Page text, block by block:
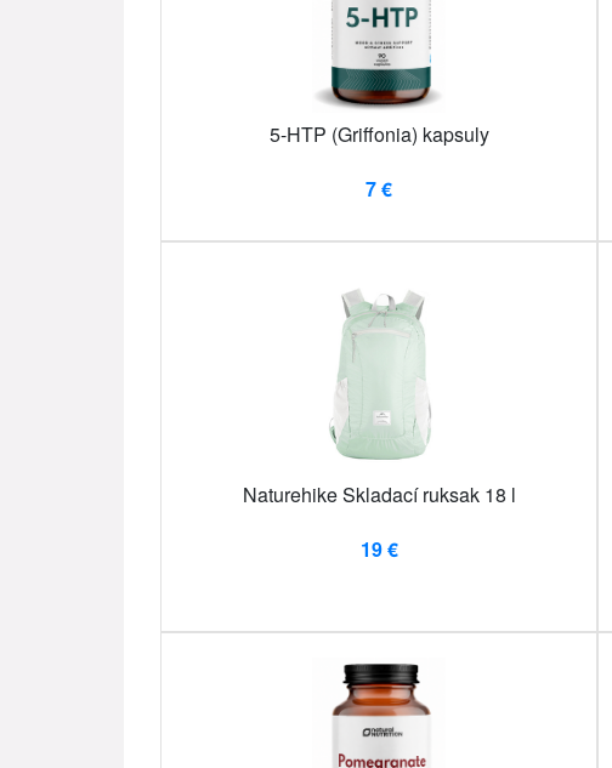
5-HTP (Griffonia) kapsuly
7 €
Naturehike Skladací ruksak 18 l
19 €